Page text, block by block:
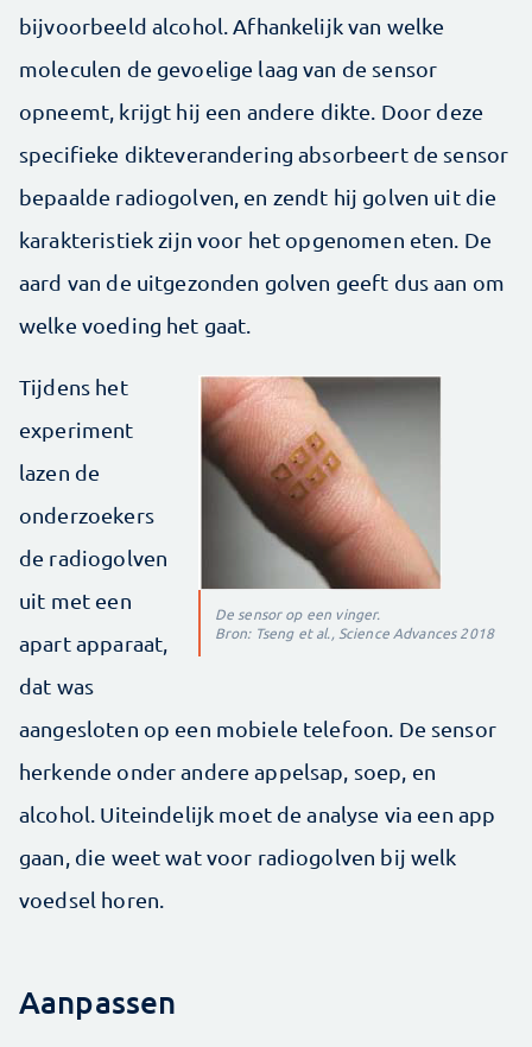
bijvoorbeeld alcohol. Afhankelijk van welke
moleculen de gevoelige laag van de sensor
opneemt, krijgt hij een andere dikte. Door deze
specifieke dikteverandering absorbeert de sensor
bepaalde radiogolven, en zendt hij golven uit die
karakteristiek zijn voor het opgenomen eten. De
aard van de uitgezonden golven geeft dus aan om
welke voeding het gaat.
De sensor op een vinger.
Bron: Tseng et al., Science Advances 2018
Tijdens het
experiment
lazen de
onderzoekers
de radiogolven
uit met een
apart apparaat,
dat was
aangesloten op een mobiele telefoon. De sensor
herkende onder andere appelsap, soep, en
alcohol. Uiteindelijk moet de analyse via een app
gaan, die weet wat voor radiogolven bij welk
voedsel horen.
Aanpassen